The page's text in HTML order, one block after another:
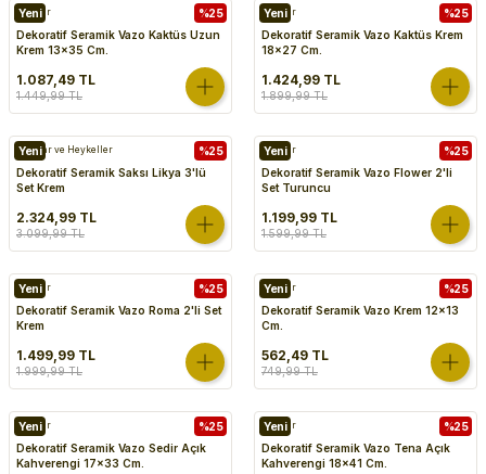
%25
Yeni
Vazolar
Dekoratif Seramik Vazo Kaktüs Uzun
Krem 13x35 Cm.
1.087,49 TL
1.449,99 TL
%25
Yeni
Vazolar
Dekoratif Seramik Vazo Kaktüs Krem
18x27 Cm.
1.424,99 TL
1.899,99 TL
%25
Yeni
Biblolar ve Heykeller
Dekoratif Seramik Saksı Likya 3'lü
Set Krem
2.324,99 TL
3.099,99 TL
%25
Yeni
Vazolar
Dekoratif Seramik Vazo Flower 2'li
Set Turuncu
1.199,99 TL
1.599,99 TL
%25
Yeni
Vazolar
Dekoratif Seramik Vazo Roma 2'li Set
Krem
1.499,99 TL
1.999,99 TL
%25
Yeni
Vazolar
Dekoratif Seramik Vazo Krem 12x13
Cm.
562,49 TL
749,99 TL
%25
Yeni
Vazolar
Dekoratif Seramik Vazo Sedir Açık
Kahverengi 17x33 Cm.
%25
Yeni
Vazolar
Dekoratif Seramik Vazo Tena Açık
Kahverengi 18x41 Cm.